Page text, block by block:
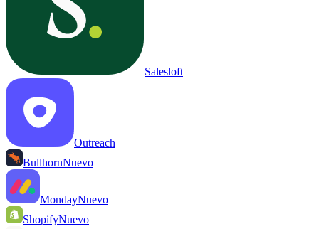
Salesloft
Outreach
BullhornNuevo
MondayNuevo
ShopifyNuevo